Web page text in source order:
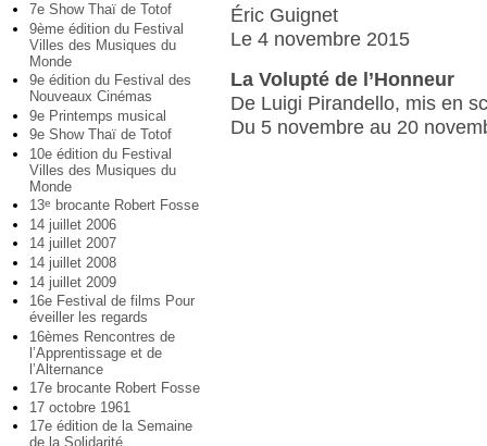
7e Show Thaï de Totof
9ème édition du Festival
Villes des Musiques du
Monde
9e édition du Festival des
Nouveaux Cinémas
9e Printemps musical
9e Show Thaï de Totof
10e édition du Festival
Villes des Musiques du
Monde
13e
brocante Robert Fosse
14 juillet 2006
14 juillet 2007
14 juillet 2008
14 juillet 2009
16e Festival de films Pour
éveiller les regards
16èmes Rencontres de
l’Apprentissage et de
l’Alternance
17e brocante Robert Fosse
17 octobre 1961
17e édition de la Semaine
de la Solidarité
Éric Guignet
Le 4 novembre 2015
La Volupté de l’Honneur
De Luigi Pirandello, mis en
Du 5 novembre au 20